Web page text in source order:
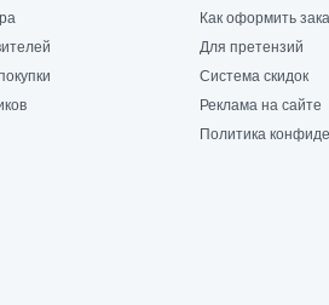
Как оформить
Для претензий
Система скидок
Реклама на сайте
Политика